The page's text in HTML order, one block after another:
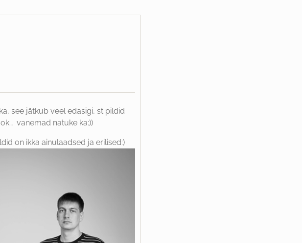
see jätkub veel edasigi, st pildid
vanemad natuke ka:))
on ikka ainulaadsed ja erilised:)